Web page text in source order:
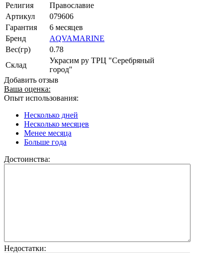
Религия
Православие
Артикул
079606
Гарантия
6 месяцев
Бренд
AQVAMARINE
Вес(гр)
0.78
Склад
Украсим ру ТРЦ "Серебряный
город"
Добавить отзыв
Ваша оценка:
Опыт использования:
Несколько дней
Несколько месяцев
Менее месяца
Больше года
Достоинства:
Недостатки: